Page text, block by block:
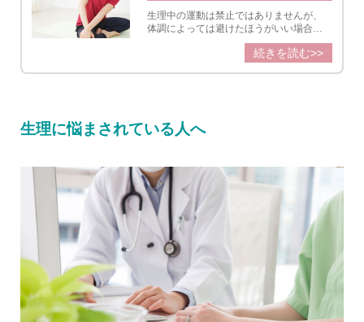
生理中の運動は禁止ではありませんが、
体調によっては避けたほうがいい場合
も。何日目から動くとよいのか、ストレ
ッチ・ヨガなど生理中におすすめの運動
続きを読む>>
生理に悩まされている人へ